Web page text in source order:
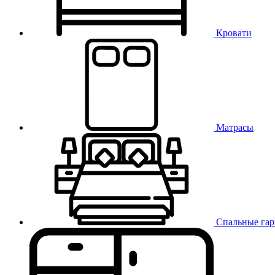
Кровати
Матрасы
Спальные